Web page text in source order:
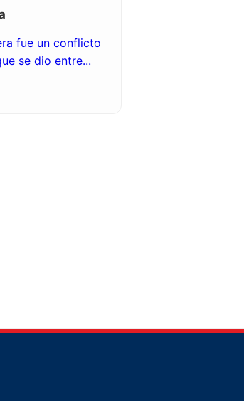
fue un conflicto
se dio entre...